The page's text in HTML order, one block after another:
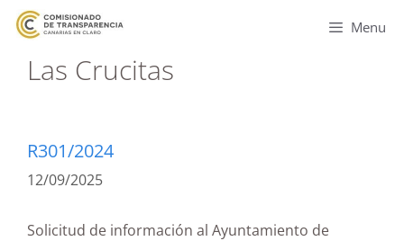
Menu
Las Crucitas
R301/2024
12/09/2025
Solicitud de información al Ayuntamiento de